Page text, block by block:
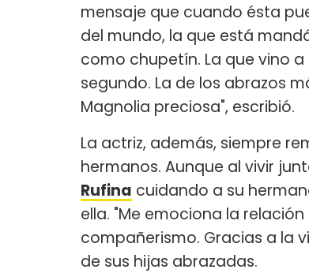
mensaje que cuando ésta
del mundo, la que está
como chupetín. La que vino
segundo. La de los abrazos
Magnolia preciosa", escribió.
La actriz, además, siempre
hermanos. Aunque al vivir
Rufina cuidando a su
ella. "Me emociona la
compañerismo. Gracias a la
de sus hijas abrazadas.